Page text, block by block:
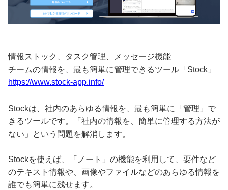
情報ストック、タスク管理、メッセージ機能
チームの情報を、最も簡単に管理できるツール「Stock」
https://www.stock-app.info/
Stockは、社内のあらゆる情報を、最も簡単に「管理」で
きるツールです。「社内の情報を、簡単に管理する方法が
ない」という問題を解消します。
Stockを使えば、「ノート」の機能を利用して、要件など
のテキスト情報や、画像やファイルなどのあらゆる情報を
誰でも簡単に残せます。